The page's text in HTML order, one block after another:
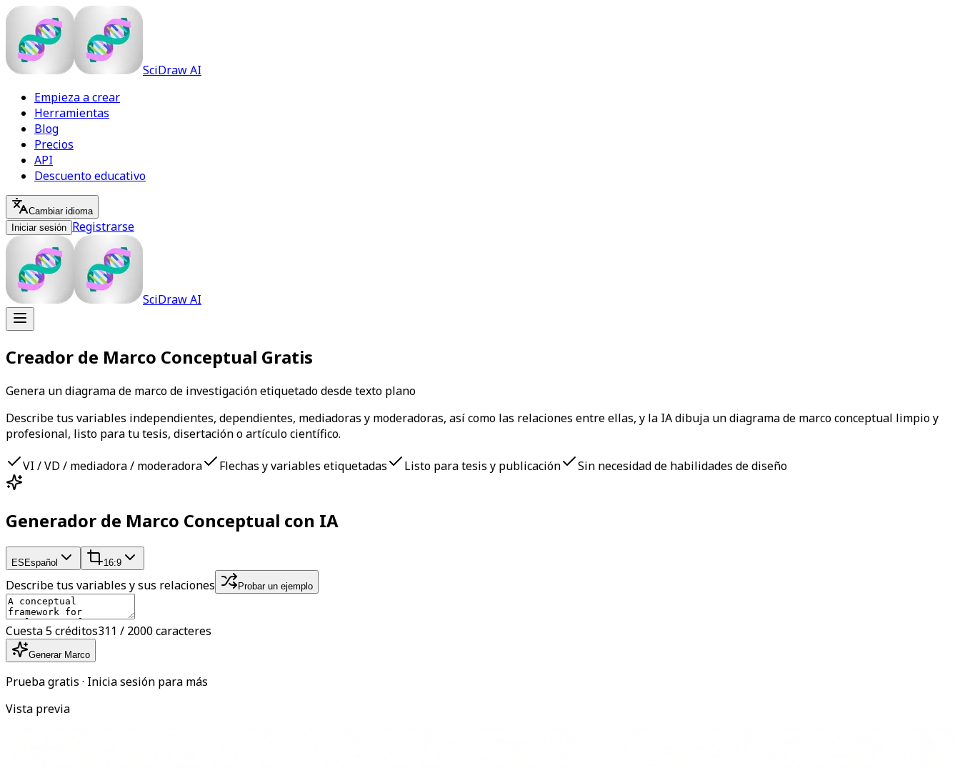
SciDraw AI
Empieza a crear
Herramientas
Blog
Precios
API
Descuento educativo
Cambiar idioma
Iniciar sesión Registrarse
SciDraw AI
Creador de Marco Conceptual Gratis
Genera un diagrama de marco de investigación etiquetado desde texto plano
Describe tus variables independientes, dependientes, mediadoras y moderadoras, así como las relaciones entre ellas, y la IA dibuja un diagrama de marco conceptual limpio y
profesional, listo para tu tesis, disertación o artículo científico.
VI / VD / mediadora / moderadora Flechas y variables etiquetadas Listo para tesis y publicación Sin necesidad de habilidades de diseño
Generador de Marco Conceptual con IA
ESEspañol 16:9
Describe tus variables y sus relaciones Probar un ejemplo
Cuesta 5 créditos311 / 2000 caracteres
Generar Marco
Prueba gratis · Inicia sesión para más
Vista previa